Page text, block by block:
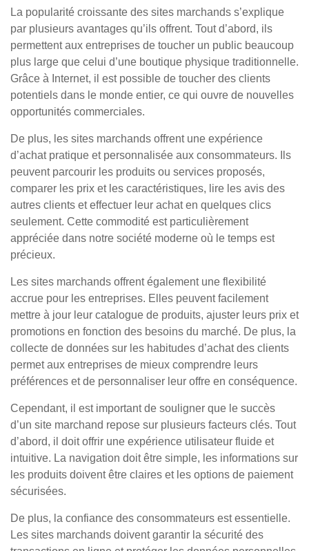
La popularité croissante des sites marchands s’explique
par plusieurs avantages qu’ils offrent. Tout d’abord, ils
permettent aux entreprises de toucher un public beaucoup
plus large que celui d’une boutique physique traditionnelle.
Grâce à Internet, il est possible de toucher des clients
potentiels dans le monde entier, ce qui ouvre de nouvelles
opportunités commerciales.
De plus, les sites marchands offrent une expérience
d’achat pratique et personnalisée aux consommateurs. Ils
peuvent parcourir les produits ou services proposés,
comparer les prix et les caractéristiques, lire les avis des
autres clients et effectuer leur achat en quelques clics
seulement. Cette commodité est particulièrement
appréciée dans notre société moderne où le temps est
précieux.
Les sites marchands offrent également une flexibilité
accrue pour les entreprises. Elles peuvent facilement
mettre à jour leur catalogue de produits, ajuster leurs prix et
promotions en fonction des besoins du marché. De plus, la
collecte de données sur les habitudes d’achat des clients
permet aux entreprises de mieux comprendre leurs
préférences et de personnaliser leur offre en conséquence.
Cependant, il est important de souligner que le succès
d’un site marchand repose sur plusieurs facteurs clés. Tout
d’abord, il doit offrir une expérience utilisateur fluide et
intuitive. La navigation doit être simple, les informations sur
les produits doivent être claires et les options de paiement
sécurisées.
De plus, la confiance des consommateurs est essentielle.
Les sites marchands doivent garantir la sécurité des